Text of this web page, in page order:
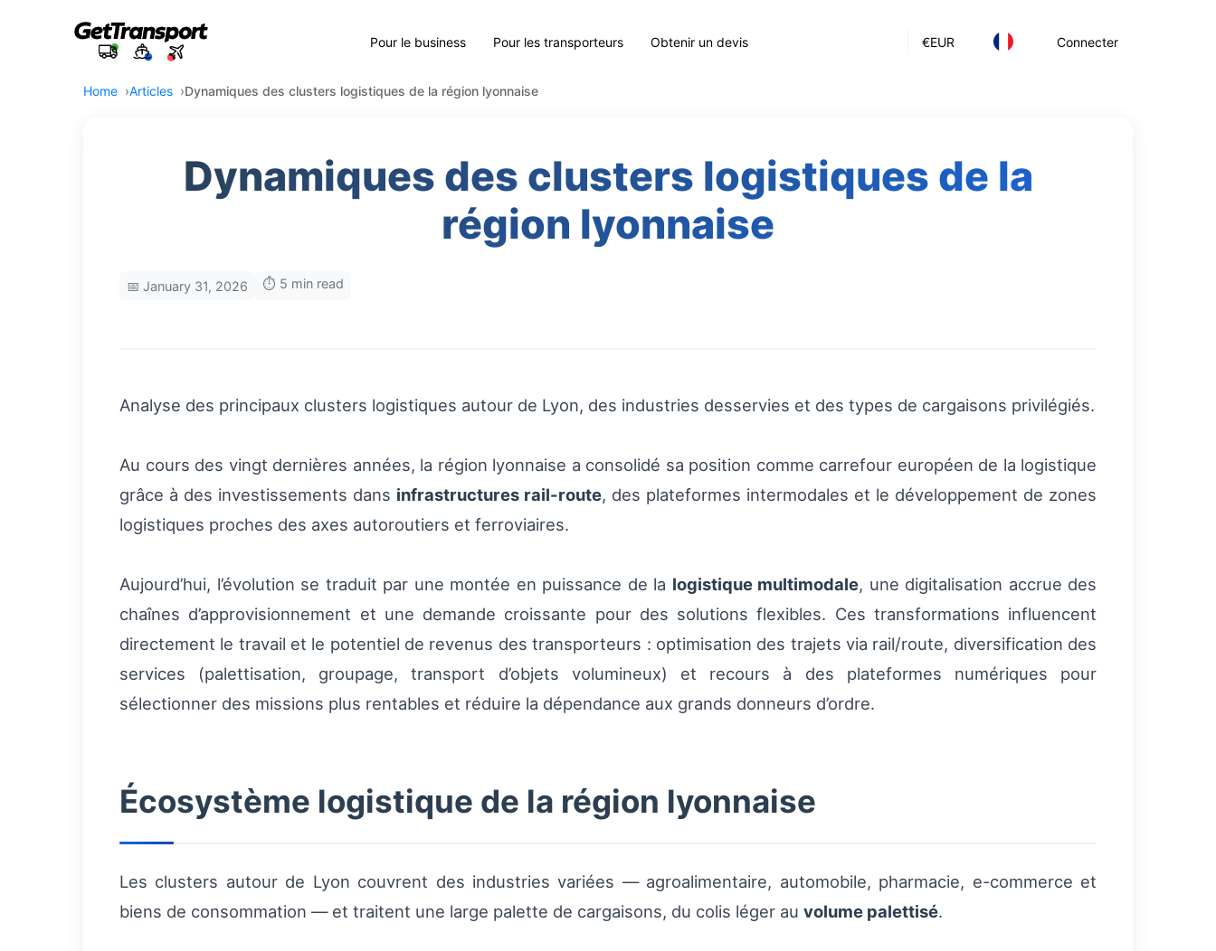
€EUR Connecter
Pour le business Pour les transporteurs Obtenir un devis
Home Articles Dynamiques des clusters logistiques de la région lyonnaise
Dynamiques des clusters logistiques de la
région lyonnaise
📅 January 31, 2026 ⏱️ 5 min read
Analyse des principaux clusters logistiques autour de Lyon, des industries desservies et des types de cargaisons privilégiés.
Au cours des vingt dernières années, la région lyonnaise a consolidé sa position comme carrefour européen de la logistique
grâce à des investissements dans infrastructures rail-route, des plateformes intermodales et le développement de zones
logistiques proches des axes autoroutiers et ferroviaires.
Aujourd’hui, l’évolution se traduit par une montée en puissance de la logistique multimodale, une digitalisation accrue des
chaînes d’approvisionnement et une demande croissante pour des solutions flexibles. Ces transformations influencent
directement le travail et le potentiel de revenus des transporteurs : optimisation des trajets via rail/route, diversification des
services (palettisation, groupage, transport d’objets volumineux) et recours à des plateformes numériques pour
sélectionner des missions plus rentables et réduire la dépendance aux grands donneurs d’ordre.
Écosystème logistique de la région lyonnaise
Les clusters autour de Lyon couvrent des industries variées — agroalimentaire, automobile, pharmacie, e-commerce et
biens de consommation — et traitent une large palette de cargaisons, du colis léger au volume palettisé.